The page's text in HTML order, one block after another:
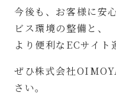
今後も、お客様に安
ビス環境の整備と、
より便利なECサイト
ぜひ株式会社
さい。